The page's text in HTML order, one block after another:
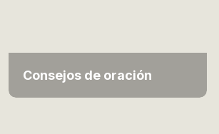
Consejos de oración